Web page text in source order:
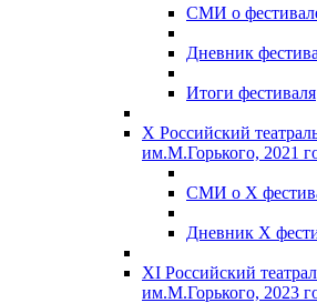
СМИ о
Дневник
Итоги фестиваля
X Российский
им.М.Горького, 2021
СМИ о X
Дневник X
XI Российский
им.М.Горького, 2023